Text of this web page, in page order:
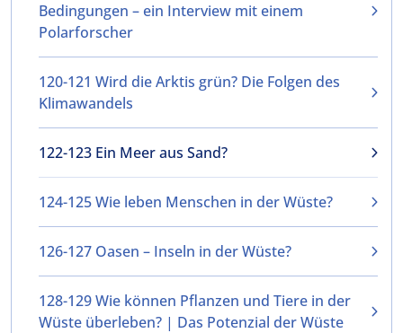
Bedingungen – ein Interview mit einem
Polarforscher
120-121 Wird die Arktis grün? Die Folgen des
Klimawandels
122-123 Ein Meer aus Sand?
124-125 Wie leben Menschen in der Wüste?
126-127 Oasen – Inseln in der Wüste?
128-129 Wie können Pflanzen und Tiere in der
Wüste überleben? | Das Potenzial der Wüste